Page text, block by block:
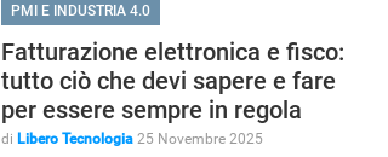
PMI E INDUSTRIA 4.0
Fatturazione elettronica e fisco:
tutto ciò che devi sapere e fare
per essere sempre in regola
di Libero Tecnologia 25 Novembre 2025